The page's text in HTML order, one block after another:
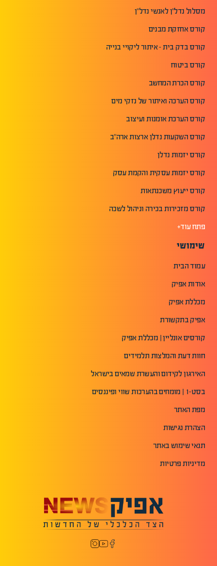
מסלול נדל"ן לאנשי נדל"ן
קורס אחזקת מבנים
קורס בדק בית - איתור ליקויי בנייה
קורס ביטוח
קורס הכרת המחשב
קורס הערכה ואיתור של נזקי מים
קורס הערכת אומנות ועיצוב
קורס השקעות נדלן ארצות ארה"ב
קורס יזמות נדלן
קורס יזמות עסקית והקמת עסק
קורס ייעוץ משכנתאות
קורס מזכירות בכירה וניהול לשכה
פתח עוד+
שימושי
עמוד הבית
אודות אפיק
מכללת אפיק
אפיק בתקשורת
קורסים אונליין | מכללת אפיק
חוות דעת והמלצות תלמידים
האירגון לקידום והעשרת שמאים בישראל
בסט-1 | מומחים בהערכות שווי ופיננסים
מפת האתר
הצהרת נגישות
תנאי שימוש באתר
מדיניות פרטיות